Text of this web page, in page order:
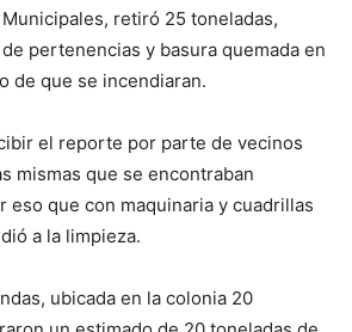
retiró 25 toneladas,
pertenencias y basura quemada en
de que se incendiaran.
el reporte por parte de vecinos
mismas que se encontraban
eso que con maquinaria y cuadrillas
a la limpieza.
ubicada en la colonia 20